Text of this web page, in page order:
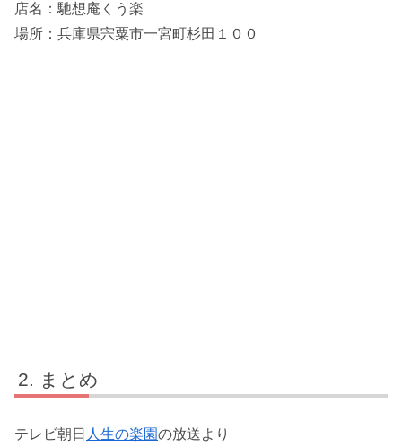
店名：馳想庵くう楽
場所：兵庫県宍粟市一宮町杉田１００
まとめ
テレビ朝日 人生の楽園の放送より